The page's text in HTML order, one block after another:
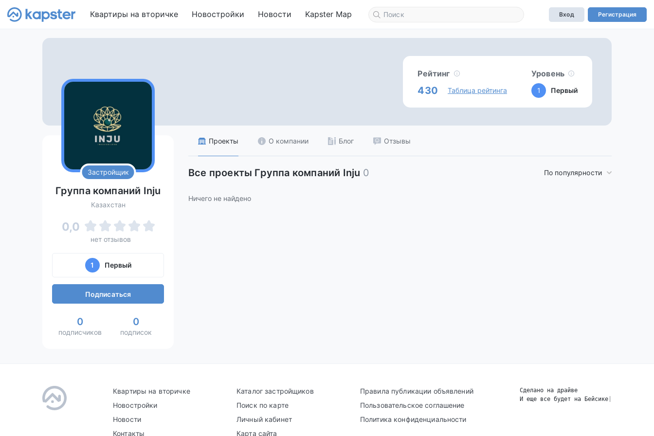
Квартиры на вторичке Новостройки Новости Kapster Map Вход Регистрация
Рейтинг
430 Таблица рейтинга
Уровень
1 Первый
Застройщик
Группа компаний Inju
Казахстан
0,0
нет отзывов
1 Первый
Подписаться
0
подписчиков
0
подписок
Проекты О компании Блог Отзывы
Все проекты Группа компаний Inju 0 По популярности
Ничего не найдено
Квартиры на вторичке
Новостройки
Новости
Контакты
Каталог застройщиков
Поиск по карте
Личный кабинет
Карта сайта
Правила публикации объявлений
Пользовательское соглашение
Политика конфиденциальности
Сделано на драйве
И еще все будет на Бейсике